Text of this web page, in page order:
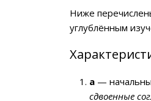
Ниже
углублённым
а —
сдвоенные